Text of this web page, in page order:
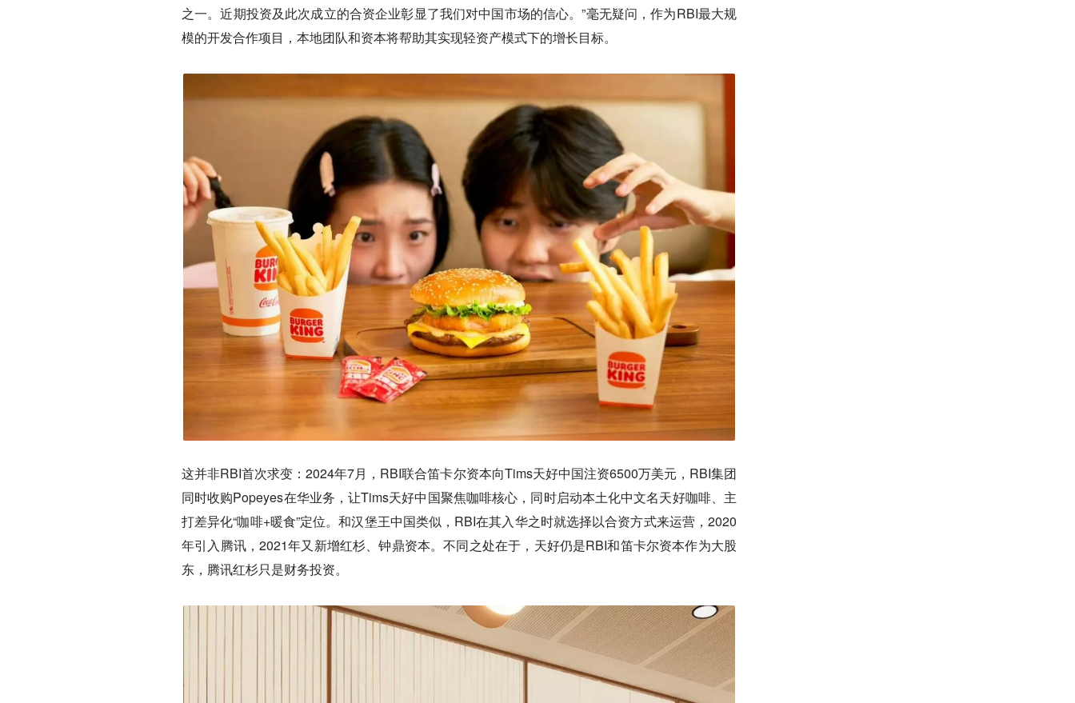
之一。近期投资及此次成立的合资企业彰显了我们对中国市场的信心。”毫无疑问，作为RBI最大规
模的开发合作项目， 本地团队和资本将帮助其实现轻资产模式下的增长目标。
这并非RBI首次求变：2024年7月，RBI联合笛卡尔资本向Tims天好中国注资6500万美元，RBI集团
同时收购Popeyes在华业务，让Tims天好中国聚焦咖啡核心，同时启动本土化中文名天好咖啡、主
打差异化“咖啡+暖食”定位。和汉堡王中国类似，RBI在其入华之时就选择以合资方式来运营，2020
年引入腾讯，2021年又新增红杉、钟鼎资本。不同之处在于，天好仍是RBI和笛卡尔资本作为大股
东，腾讯红杉只是财务投资。